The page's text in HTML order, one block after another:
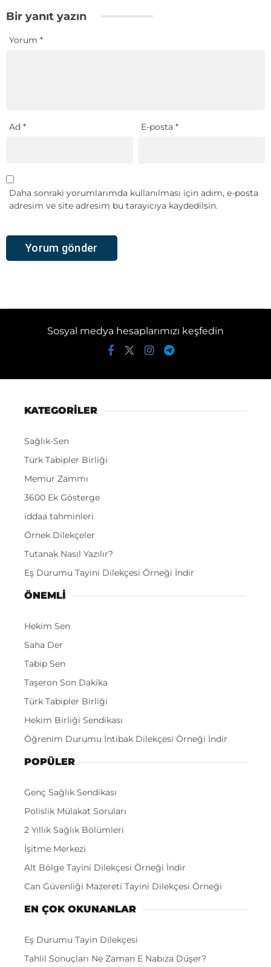
Bir yanıt yazın
Yorum *
Ad * E-posta*
Daha sonraki yorumlarımda kullanılması için adım, e-posta
adresim ve site adresim bu tarayıcıya kaydedilsin.
Sosyal medya hesaplarımızı keşfedin
KATEGORİLER
Sağlık-Sen
Türk Tabipler Birliği
Memur Zammı
3600 Ek Gösterge
iddaa tahminleri
Örnek Dilekçeler
Tutanak Nasıl Yazılır?
Eş Durumu Tayini Dilekçesi Örneği İndir
ÖNEMLI
Hekim Sen
Saha Der
Tabip Sen
Taşeron Son Dakika
Türk Tabipler Birliği
Hekim Birliği Sendikası
Öğrenim Durumu İntibak Dilekçesi Örneği İndir
POPÜLER
Genç Sağlık Sendikası
Polislik Mülakat Soruları
2 Yıllık Sağlık Bölümleri
İşitme Merkezi
Alt Bölge Tayini Dilekçesi Örneği İndir
Can Güvenliği Mazereti Tayini Dilekçesi Örneği
EN ÇOK OKUNANLAR
Eş Durumu Tayin Dilekçesi
Tahlil Sonuçları Ne Zaman E Nabıza Düşer?